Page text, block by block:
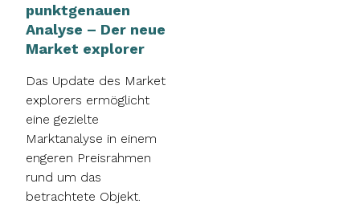
punktgenauen
Analyse – Der neue
Market explorer
Das Update des Market
explorers ermöglicht
eine gezielte
Marktanalyse in einem
engeren Preisrahmen
rund um das
betrachtete Objekt.